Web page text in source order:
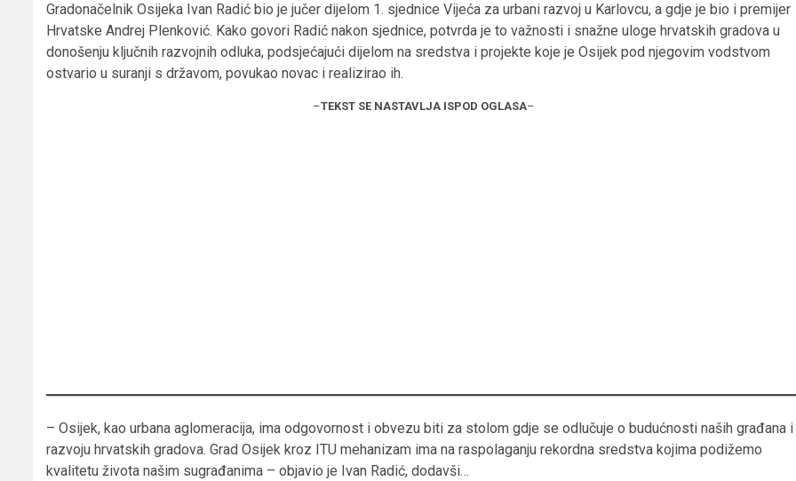
Gradonačelnik Osijeka Ivan Radić bio je jučer dijelom 1. sjednice Vijeća za urbani razvoj u Karlovcu, a gdje je bio i premijer
Hrvatske Andrej Plenković. Kako govori Radić nakon sjednice, potvrda je to važnosti i snažne uloge hrvatskih gradova u
donošenju ključnih razvojnih odluka, podsjećajući dijelom na sredstva i projekte koje je Osijek pod njegovim vodstvom
ostvario u suranji s državom, povukao novac i realizirao ih.
–TEKST SE NASTAVLJA ISPOD OGLASA–
– Osijek, kao urbana aglomeracija, ima odgovornost i obvezu biti za stolom gdje se odlučuje o budućnosti naših građana i
razvoju hrvatskih gradova. Grad Osijek kroz ITU mehanizam ima na raspolaganju rekordna sredstva kojima podižemo
kvalitetu života našim sugrađanima – objavio je Ivan Radić, dodavši…